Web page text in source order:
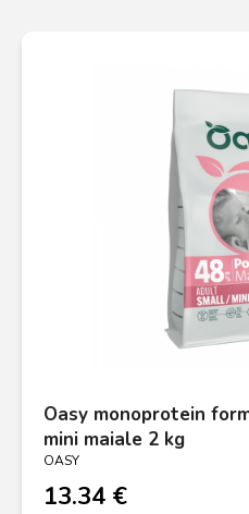
Oasy monoprotein
mini maiale 2 kg
OASY
13.34 €